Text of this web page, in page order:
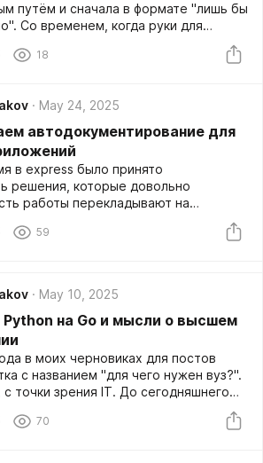
путём и сначала в формате "лишь бы
Со временем, когда руки для
подобные фичи
18
May 24, 2025
автодокументирование для
в express было принято
решения, которые довольно
работы перекладывают на
сей день является swagger-jsdoc.
59
May 10, 2025
на Go и мысли о высшем
в моих черновиках для постов
с названием "для чего нужен вуз?".
точки зрения IT. До сегодняшнего
писал в дневник...
70